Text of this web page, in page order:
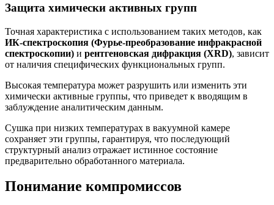
Защита химически активных групп
Точная характеристика с использованием таких методов, как
ИК-спектроскопия (Фурье-преобразование инфракрасной
спектроскопии) и рентгеновская дифракция (XRD), зависит
от наличия специфических функциональных групп.
Высокая температура может разрушить или изменить эти
химически активные группы, что приведет к вводящим в
заблуждение аналитическим данным.
Сушка при низких температурах в вакуумной камере
сохраняет эти группы, гарантируя, что последующий
структурный анализ отражает истинное состояние
предварительно обработанного материала.
Понимание компромиссов